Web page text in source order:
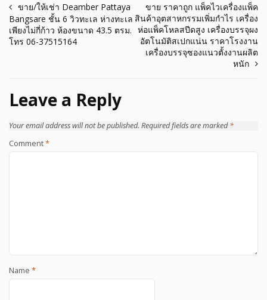
Post
navigation
ขาย/ให้เช่า Deamber Pattaya
Bangsare ชั้น 6 วิวทะเล ห่างทะเล
เพียงไม่กี่ก้าว ห้องขนาด 43.5 ตรม.
โทร 06-37515164
ขาย ราคาถูก แพ็คไวเครื่องแพ็ค
สินค้าอุตสาหกรรมเพิ่มกำไร เครื่อง
ห่อแพ็คโหลสปีดสูง เครื่องบรรจุผง
อัตโนมัติสเปกแน่น ราคาโรงงาน
เครื่องบรรจุซองแนวตั้งงานผลิต
หนัก
Leave a Reply
Your email address will not be published. Required fields are marked*
Comment*
Name *